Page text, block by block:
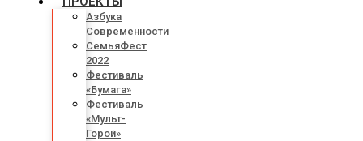
Азбука
Современности
СемьяФест
2022
Фестиваль
«Бумага»
Фестиваль
«Мульт-
Горой»